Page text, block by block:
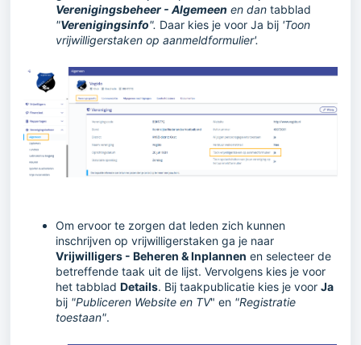
Verenigingsbeheer - Algemeen en dan tabblad
"Verenigingsinfo". Daar kies je voor Ja bij 'Toon
vrijwilligerstaken op aanmeldformulier'.
Om ervoor te zorgen dat leden zich kunnen
inschrijven op vrijwilligerstaken ga je naar
Vrijwilligers - Beheren & Inplannen en selecteer de
betreffende taak uit de lijst. Vervolgens kies je voor
het tabblad Details. Bij taakpublicatie kies je voor Ja
bij "Publiceren Website en TV" en "Registratie
toestaan".